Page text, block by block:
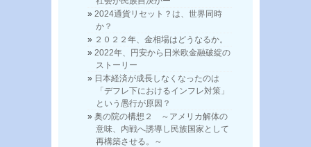
2024通貨リセット？は、世界同時
か？
２０２２年、金相場はどうなるか。
2022年、円安から日米欧金融破綻の
ストーリー
日本経済が成長しなくなったのは
「デフレ下におけるインフレ対策」
という愚行が原因？
奥の院の構想２ ～アメリカ解体の
意味、内戦へ誘導し民族国家として
再構築させる。～